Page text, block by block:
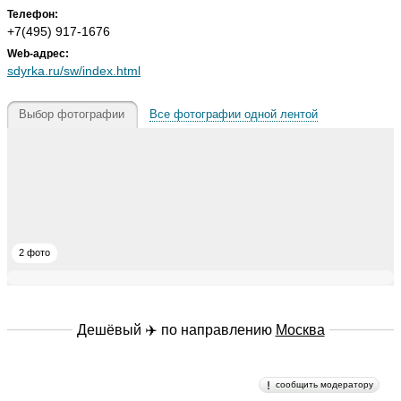
Телефон:
+7(495) 917-1676
Web-адрес:
sdyrka.ru/sw/index.html
Выбор фотографии Все фотографии одной лентой
2 фото
Дешёвый ✈️ по направлению Москва
сообщить модератору